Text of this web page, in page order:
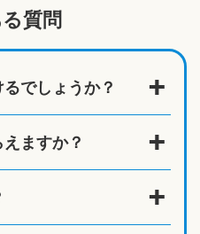
質問
でしょうか？
ますか？